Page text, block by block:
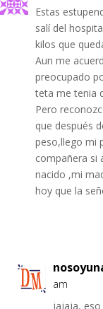
Estas
salí del
kilos que
Aun me
preocupado
teta me tenia
Pero
que después
peso,llego mi
compañera si
nacido ,mi
hoy que la
am
jajaja, eso